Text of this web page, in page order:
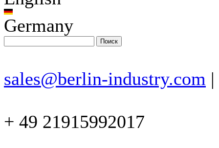
Germany
sales@berlin-industry.com |
+ 49 21915992017